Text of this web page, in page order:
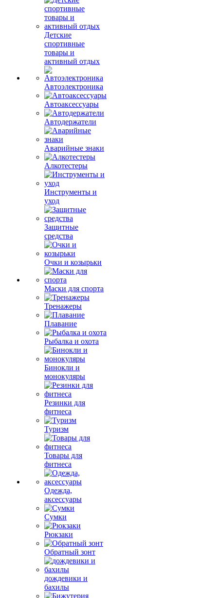
Детские
спортивные
товары и
активный отдых
Автоэлектроника
Автоаксессуары
Автодержатели
Аварийные знаки
Алкотестеры
Инструменты и
уход
Защитные
средства
Очки и козырьки
Маски для спорта
Тренажеры
Плавание
Рыбалка и охота
Бинокли и
монокуляры
Резинки для
фитнеса
Туризм
Товары для
фитнеса
Одежда,
аксессуары
Сумки
Рюкзаки
Обратный зонт
дождевики и
бахилы